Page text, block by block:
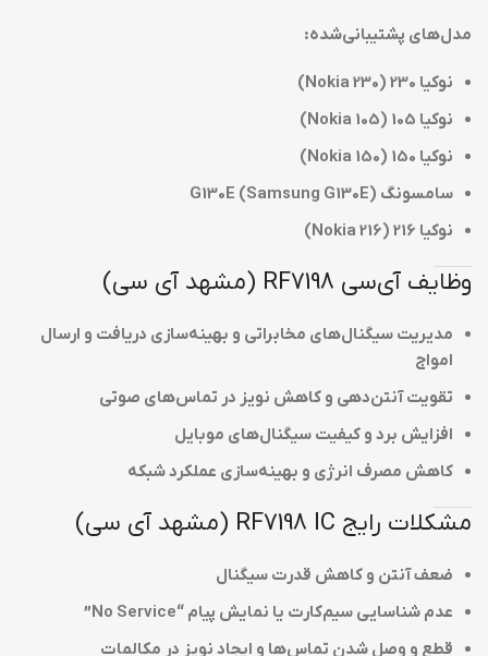
مدل‌های پشتیبانی‌شده:
نوکیا 230 (Nokia 230)
نوکیا 105 (Nokia 105)
نوکیا 150 (Nokia 150)
سامسونگ G130E (Samsung G130E)
نوکیا 216 (Nokia 216)
وظایف آی‌سی RF7198 (مشهد آی سی)
مدیریت سیگنال‌های مخابراتی و بهینه‌سازی دریافت و ارسال
امواج
تقویت آنتن‌دهی و کاهش نویز در تماس‌های صوتی
افزایش برد و کیفیت سیگنال‌های موبایل
کاهش مصرف انرژی و بهینه‌سازی عملکرد شبکه
مشکلات رایج RF7198 IC (مشهد آی سی)
ضعف آنتن و کاهش قدرت سیگنال
عدم شناسایی سیم‌کارت یا نمایش پیام “No Service”
قطع و وصل شدن تماس‌ها و ایجاد نویز در مکالمات